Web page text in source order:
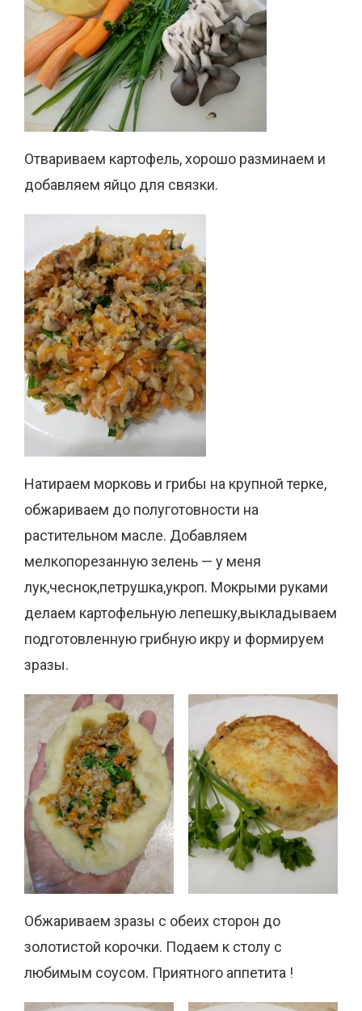
Отвариваем картофель, хорошо разминаем и
добавляем яйцо для связки.
Натираем морковь и грибы на крупной терке,
обжариваем до полуготовности на
растительном масле. Добавляем
мелкопорезанную зелень — у меня
лук,чеснок,петрушка,укроп. Мокрыми руками
делаем картофельную лепешку,выкладываем
подготовленную грибную икру и формируем
зразы.
Обжариваем зразы с обеих сторон до
золотистой корочки. Подаем к столу с
любимым соусом. Приятного аппетита !